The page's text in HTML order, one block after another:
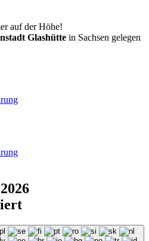
auf der Höhe!
Glashütte in Sachsen gelegen